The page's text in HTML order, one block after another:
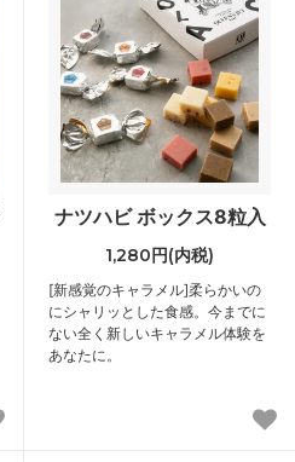
ナツハビ ボックス8粒入
1,280円(内税)
[新感覚のキャラメル]柔らかいの
にシャリッとした食感。今までに
ない全く新しいキャラメル体験を
あなたに。